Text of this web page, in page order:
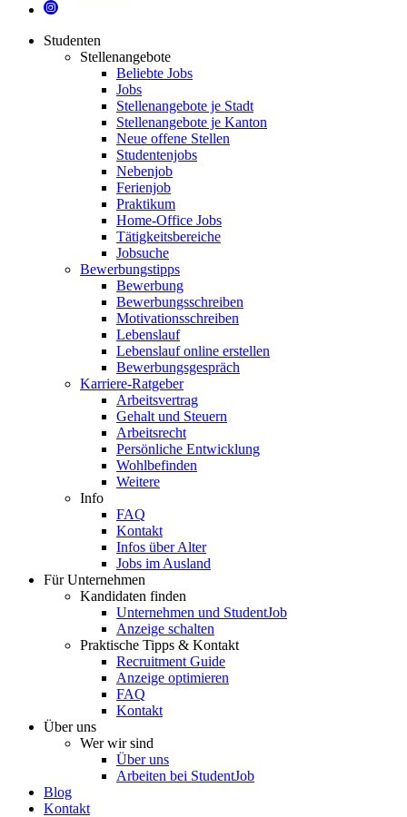
Studenten
Stellenangebote
Beliebte Jobs
Jobs
Stellenangebote je Stadt
Stellenangebote je Kanton
Neue offene Stellen
Studentenjobs
Nebenjob
Ferienjob
Praktikum
Home-Office Jobs
Tätigkeitsbereiche
Jobsuche
Bewerbungstipps
Bewerbung
Bewerbungsschreiben
Motivationsschreiben
Lebenslauf
Lebenslauf online erstellen
Bewerbungsgespräch
Karriere-Ratgeber
Arbeitsvertrag
Gehalt und Steuern
Arbeitsrecht
Persönliche Entwicklung
Wohlbefinden
Weitere
Info
FAQ
Kontakt
Infos über Alter
Jobs im Ausland
Für Unternehmen
Kandidaten finden
Unternehmen und StudentJob
Anzeige schalten
Praktische Tipps & Kontakt
Recruitment Guide
Anzeige optimieren
FAQ
Kontakt
Über uns
Wer wir sind
Über uns
Arbeiten bei StudentJob
Blog
Kontakt